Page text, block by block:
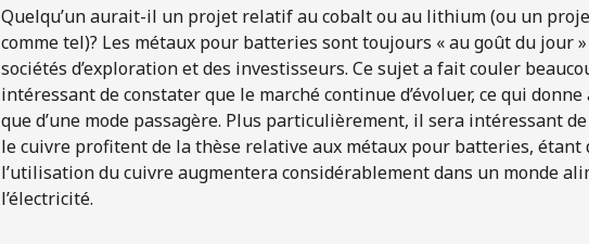
Quelqu’un aurait-il un projet relatif au cobalt ou au lithium (ou un
comme tel)? Les métaux pour batteries sont toujours « au goût du jour
sociétés d’exploration et des investisseurs. Ce sujet a fait couler
intéressant de constater que le marché continue d’évoluer, ce qui donne
que d’une mode passagère. Plus particulièrement, il sera intéressant
le cuivre profitent de la thèse relative aux métaux pour batteries, étant
l’utilisation du cuivre augmentera considérablement dans un monde
l’électricité.